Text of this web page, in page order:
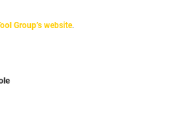
Group’s website.